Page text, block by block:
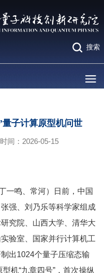
搜索
量子计算原型机问世
间：2026-05-15
鸣、常河）日前，中国
强、刘乃乐等科学家组成
究院、山西大学、清华大
验室、国家并行计算机工
出1024个量子压缩态输
机“九章四号”，首次操纵